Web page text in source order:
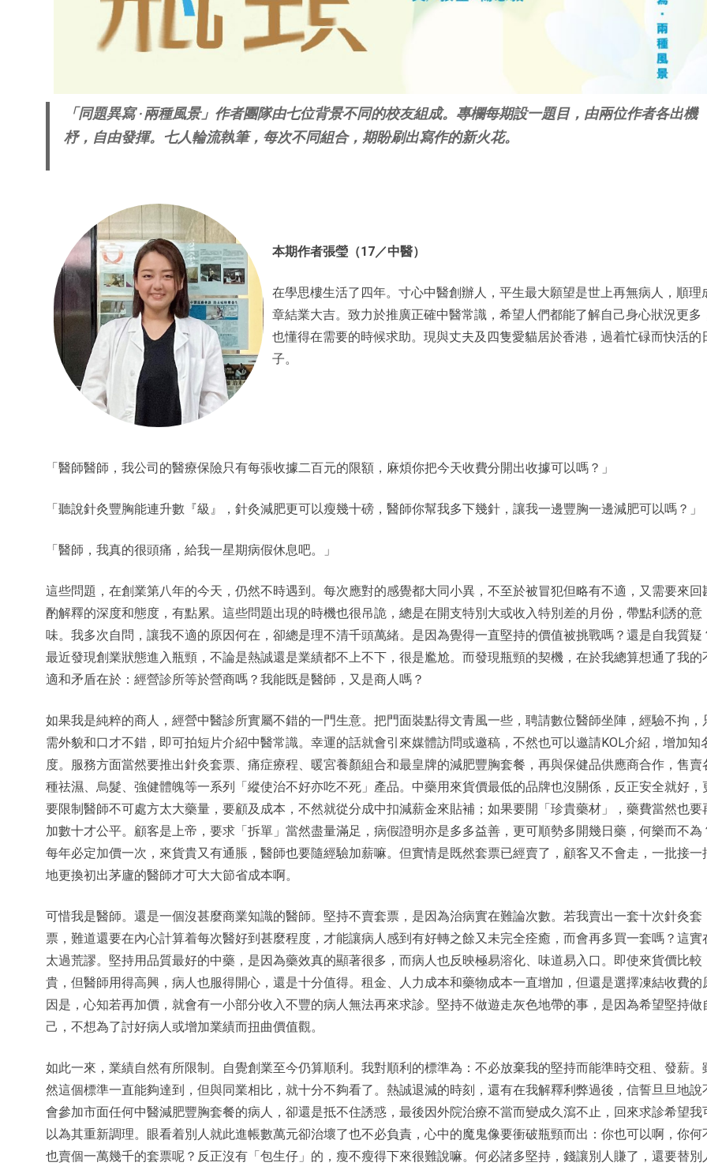
「同題異寫 ‧ 兩種風景」作者團隊由七位背景不同的校友組成。專欄每期設一題目，由兩位作者各出機
杼，自由發揮。七人輪流執筆，每次不同組合，期盼刷出寫作的新火花。
本期作者張瑩（17／中醫）
在學思樓生活了四年。寸心中醫創辦人，平生最大願望是世上再無病人，順理
章結業大吉。致力於推廣正確中醫常識，希望人們都能了解自己身心狀況更多
也懂得在需要的時候求助。現與丈夫及四隻愛貓居於香港，過着忙碌而快活的
子。
「醫師醫師，我公司的醫療保險只有每張收據二百元的限額，麻煩你把今天收費分開出收據可以嗎？」
「聽說針灸豐胸能連升數『級』，針灸減肥更可以瘦幾十磅，醫師你幫我多下幾針，讓我一邊豐胸一邊減肥可以嗎？」
「醫師，我真的很頭痛，給我一星期病假休息吧。」
這些問題，在創業第八年的今天，仍然不時遇到。每次應對的感覺都大同小異，不至於被冒犯但略有不適，又需要來回
酌解釋的深度和態度，有點累。這些問題出現的時機也很吊詭，總是在開支特別大或收入特別差的月份，帶點利誘的意
味。我多次自問，讓我不適的原因何在，卻總是理不清千頭萬緒。是因為覺得一直堅持的價值被挑戰嗎？還是自我質疑
最近發現創業狀態進入瓶頸，不論是熱誠還是業績都不上不下，很是尷尬。而發現瓶頸的契機，在於我總算想通了我的
適和矛盾在於：經營診所等於營商嗎？我能既是醫師，又是商人嗎？
如果我是純粹的商人，經營中醫診所實屬不錯的一門生意。把門面裝點得文青風一些，聘請數位醫師坐陣，經驗不拘，
需外貌和口才不錯，即可拍短片介紹中醫常識。幸運的話就會引來媒體訪問或邀稿，不然也可以邀請KOL介紹，增加知
度。服務方面當然要推出針灸套票、痛症療程、暖宮養顏組合和最皇牌的減肥豐胸套餐，再與保健品供應商合作，售賣
種祛濕、烏髮、強健體魄等一系列「縱使治不好亦吃不死」產品。中藥用來貨價最低的品牌也沒關係，反正安全就好，
要限制醫師不可處方太大藥量，要顧及成本，不然就從分成中扣減薪金來貼補；如果要開「珍貴藥材」，藥費當然也要
加數十才公平。顧客是上帝，要求「拆單」當然盡量滿足，病假證明亦是多多益善，更可順勢多開幾日藥，何樂而不為
每年必定加價一次，來貨貴又有通脹，醫師也要隨經驗加薪嘛。但實情是既然套票已經賣了，顧客又不會走，一批接一
地更換初出茅廬的醫師才可大大節省成本啊。
可惜我是醫師。還是一個沒甚麼商業知識的醫師。堅持不賣套票，是因為治病實在難論次數。若我賣出一套十次針灸套
票，難道還要在內心計算着每次醫好到甚麼程度，才能讓病人感到有好轉之餘又未完全痊癒，而會再多買一套嗎？這實
太過荒謬。堅持用品質最好的中藥，是因為藥效真的顯著很多，而病人也反映極易溶化、味道易入口。即使來貨價比較
貴，但醫師用得高興，病人也服得開心，還是十分值得。租金、人力成本和藥物成本一直增加，但還是選擇凍結收費的
因是，心知若再加價，就會有一小部分收入不豐的病人無法再來求診。堅持不做遊走灰色地帶的事，是因為希望堅持做
己，不想為了討好病人或增加業績而扭曲價值觀。
如此一來，業績自然有所限制。自覺創業至今仍算順利。我對順利的標準為：不必放棄我的堅持而能準時交租、發薪。
然這個標準一直能夠達到，但與同業相比，就十分不夠看了。熱誠退減的時刻，還有在我解釋利弊過後，信誓旦旦地說
會參加市面任何中醫減肥豐胸套餐的病人，卻還是抵不住誘惑，最後因外院治療不當而變成久瀉不止，回來求診希望我
以為其重新調理。眼看着別人就此進帳數萬元卻治壞了也不必負責，心中的魔鬼像要衝破瓶頸而出：你也可以啊，你何
也賣個一萬幾千的套票呢？反正沒有「包生仔」的，瘦不瘦得下來很難說嘛。何必諸多堅持，錢讓別人賺了，還要替別